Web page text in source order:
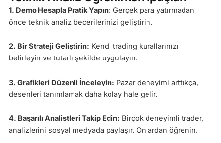
1. Demo Hesapla Pratik Yapın: Gerçek para yatırmadan
önce teknik analiz becerilerinizi geliştirin.
2. Bir Strateji Geliştirin: Kendi trading kurallarınızı
belirleyin ve tutarlı şekilde uygulayın.
3. Grafikleri Düzenli İnceleyin: Pazar deneyimi arttıkça,
desenleri tanımlamak daha kolay hale gelir.
4. Başarılı Analistleri Takip Edin: Birçok deneyimli trader,
analizlerini sosyal medyada paylaşır. Onlardan öğrenin.